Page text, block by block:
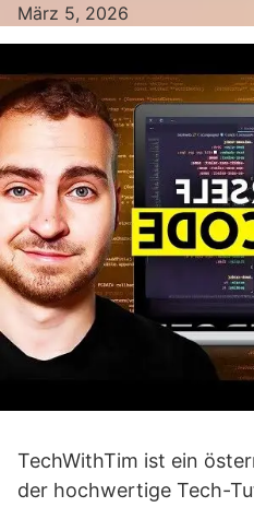
März 5, 2026
TechWithTim ist ein
der hochwertige Tech-